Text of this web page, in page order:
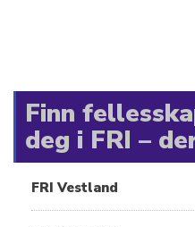
Finn
deg i FRI –
FRI Vestland